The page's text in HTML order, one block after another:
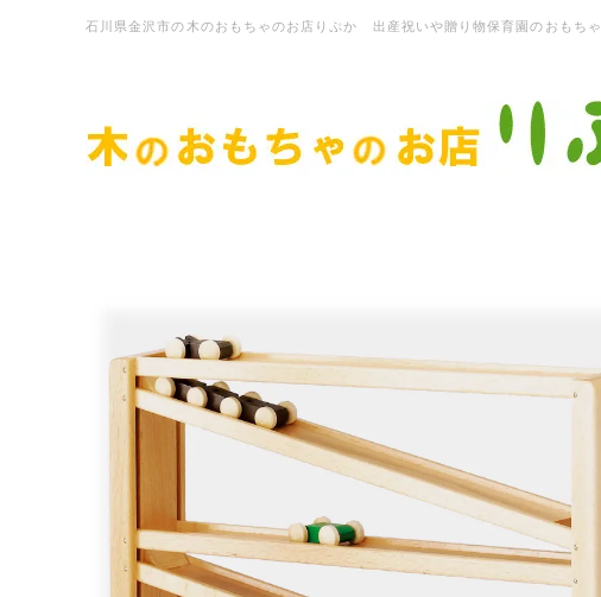
石川県金沢市の木のおもちゃのお店りぷか 出産祝いや贈り物保育園のおもちゃ